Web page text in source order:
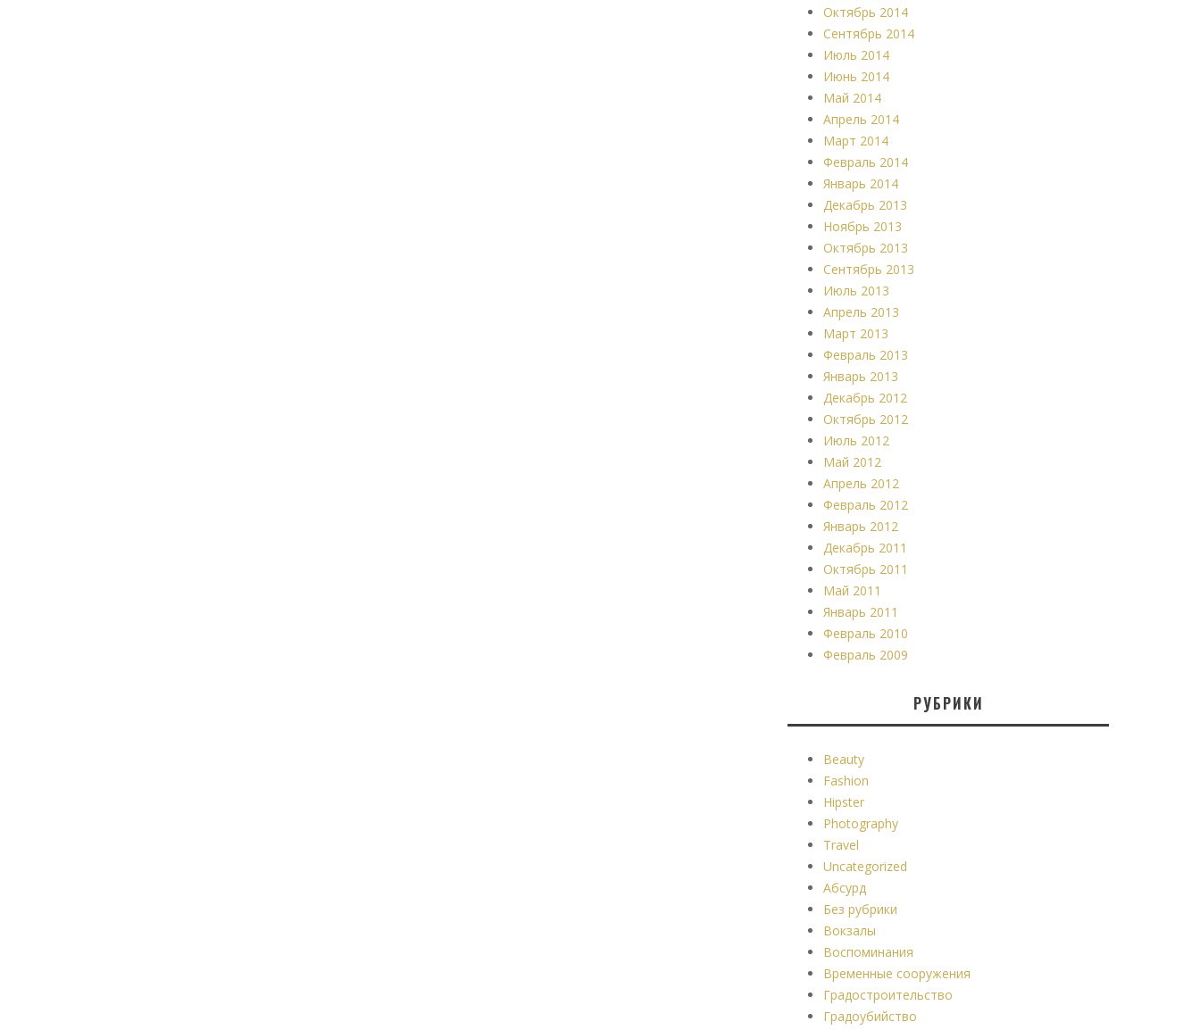
Октябрь 2014
Сентябрь 2014
Июль 2014
Июнь 2014
Май 2014
Апрель 2014
Март 2014
Февраль 2014
Январь 2014
Декабрь 2013
Ноябрь 2013
Октябрь 2013
Сентябрь 2013
Июль 2013
Апрель 2013
Март 2013
Февраль 2013
Январь 2013
Декабрь 2012
Октябрь 2012
Июль 2012
Май 2012
Апрель 2012
Февраль 2012
Январь 2012
Декабрь 2011
Октябрь 2011
Май 2011
Январь 2011
Февраль 2010
Февраль 2009
РУБРИКИ
Beauty
Fashion
Hipster
Photography
Travel
Uncategorized
Абсурд
Без рубрики
Вокзалы
Воспоминания
Временные сооружения
Градостроительство
Градоубийство